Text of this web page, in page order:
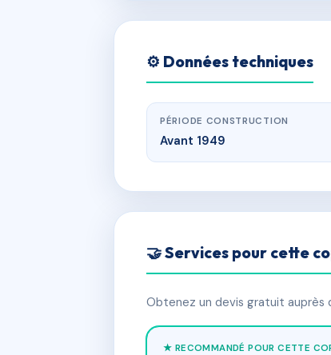
⚙️ Données techniques
PÉRIODE CONSTRUCTION
Avant 1949
🤝 Services pour cette
Obtenez un devis gratuit auprès
★ RECOMMANDÉ POUR CETTE